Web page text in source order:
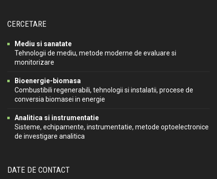
CERCETARE
Mediu si sanatate
Tehnologii de mediu, metode moderne de evaluare si
monitorizare
Bioenergie-biomasa
Combustibili regenerabili, tehnologii si instalatii, procese de
conversia biomasei in energie
Analitica si instrumentatie
Sisteme, echipamente, instrumentatie, metode optoelectronice
de investigare analitica
DATE DE CONTACT